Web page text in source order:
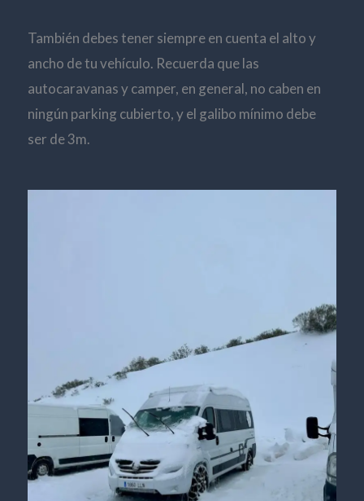
También debes tener siempre en cuenta el alto y
ancho de tu vehículo. Recuerda que las
autocaravanas y camper, en general, no caben en
ningún parking cubierto, y el galibo mínimo debe
ser de 3m.